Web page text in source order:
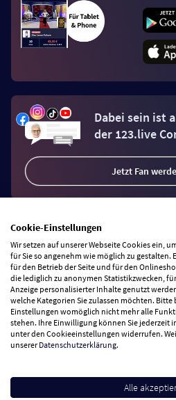
Dabei sein ist
der 123.live
Jetzt Fan
Vertrag widerrufen
Zahlungsarten
Wir versenden mit
Cookie-Einstellungen
Wir setzen auf unserer Webseite Cookies ein,
für Sie so angenehm wie möglich zu gestalten.
für den Betrieb der Seite und für den
die lediglich zu anonymen Statistikzwecken,
Anzeige personalisierter Inhalte genutzt
welche Kategorien Sie zulassen möchten. Bitte
Einstellungen womöglich nicht mehr alle
stehen. Ihre Einwilligung können Sie jederzeit
unter den Cookieeinstellungen widerrufen.
unsererDatenschutzerklärung.
Alle